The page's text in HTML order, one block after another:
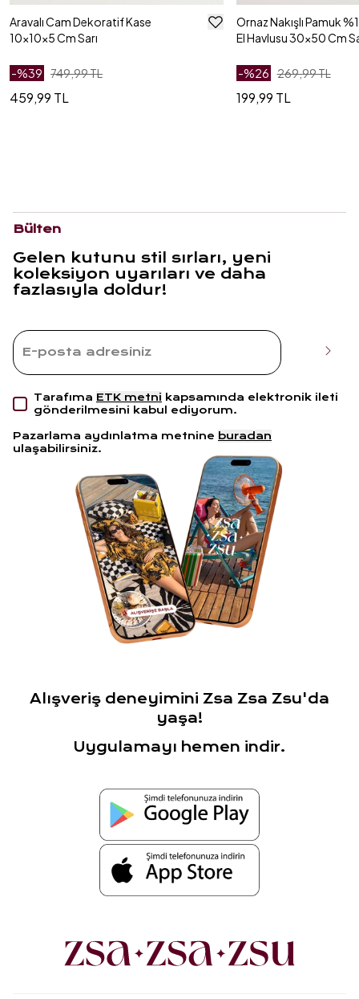
Aravalı Cam Dekoratif Kase
10x10x5 Cm Sarı
-%39 749,99 TL
459,99 TL
Ornaz Nakışlı Pamuk
El Havlusu 30x50 Cm
-%26 269,99 TL
199,99 TL
Bülten
Gelen kutunu stil sırları, yeni
koleksiyon uyarıları ve daha
fazlasıyla doldur!
Tarafıma ETK metni kapsamında elektronik ileti
gönderilmesini kabul ediyorum.
Pazarlama aydınlatma metnine buradan
ulaşabilirsiniz.
Alışveriş deneyimini Zsa Zsa Zsu'da
yaşa!
Uygulamayı hemen indir.